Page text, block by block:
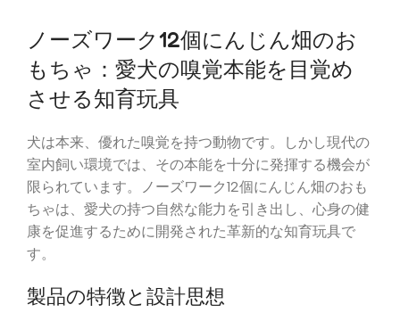
ノーズワーク12個にんじん畑のお
もちゃ：愛犬の嗅覚本能を目覚め
させる知育玩具
犬は本来、優れた嗅覚を持つ動物です。しかし現代の
室内飼い環境では、その本能を十分に発揮する機会が
限られています。ノーズワーク12個にんじん畑のおも
ちゃは、愛犬の持つ自然な能力を引き出し、心身の健
康を促進するために開発された革新的な知育玩具で
す。
製品の特徴と設計思想